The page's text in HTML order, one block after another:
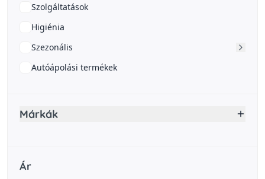
Szolgáltatások
Higiénia
Szezonális
Autóápolási termékek
Márkák
Ár